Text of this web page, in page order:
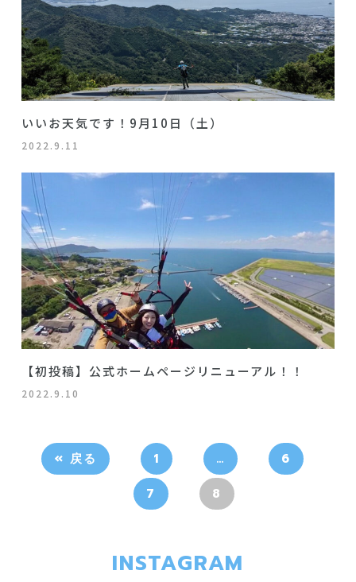
いいお天気です！9月10日（土）
2022.9.11
【初投稿】公式ホームページリニューアル！！
2022.9.10
« 戻る 1 …
6
7
8
INSTAGRAM